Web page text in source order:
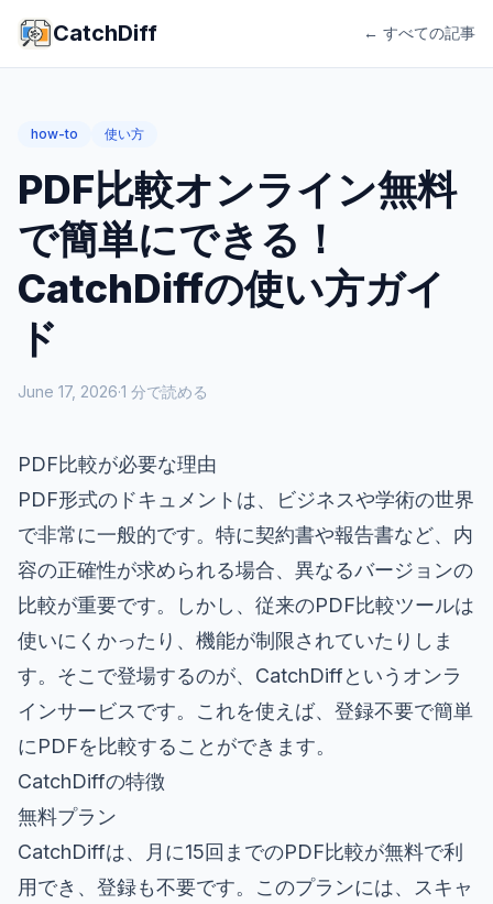
CatchDiff ← すべての記事
how-to 使い方
PDF比較オンライン無料
で簡単にできる！
CatchDiffの使い方ガイ
ド
June 17, 2026·1 分で読める
PDF比較が必要な理由
PDF形式のドキュメントは、ビジネスや学術の世界
で非常に一般的です。特に契約書や報告書など、内
容の正確性が求められる場合、異なるバージョンの
比較が重要です。しかし、従来のPDF比較ツールは
使いにくかったり、機能が制限されていたりしま
す。そこで登場するのが、CatchDiffというオンラ
インサービスです。これを使えば、登録不要で簡単
にPDFを比較することができます。
CatchDiffの特徴
無料プラン
CatchDiffは、月に15回までのPDF比較が無料で利
用でき、登録も不要です。このプランには、スキャ